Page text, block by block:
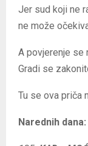
Jer sud koji ne
ne može
A povjerenje se
Gradi se
Tu se ova priča
Narednih dana: